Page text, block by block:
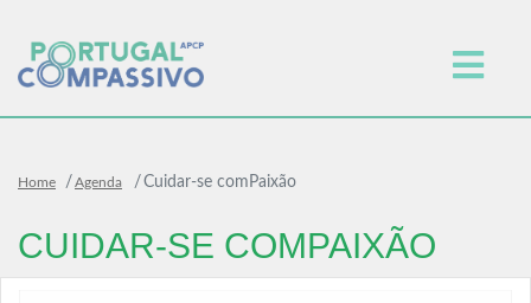
Home Agenda Cuidar-se comPaixão
CUIDAR-SE COMPAIXÃO